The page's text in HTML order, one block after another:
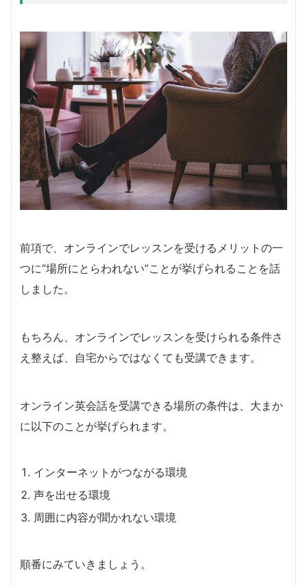
前項で、オンラインでレッスンを受けるメリットの一
つに”場所にとらわれない”ことが挙げられることを話
しました。
もちろん、オンラインでレッスンを受けられる条件さ
え整えば、自宅からではなくても受講できます。
オンライン英会話を受講できる場所の条件は、大まか
に以下のことが挙げられます。
インターネットがつながる環境
声を出せる環境
周囲に内容が聞かれない環境
順番にみていきましょう。